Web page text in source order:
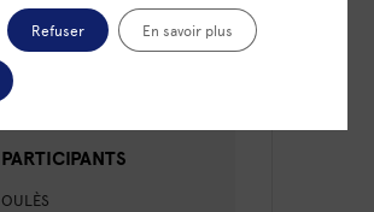
ORGANISATEUR
PARTICIPANTS
OULÈS
Refuser En savoir plus